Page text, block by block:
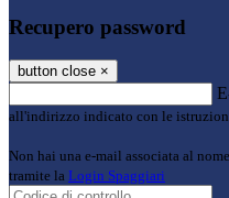
Recupero password
button close ×
all'indirizzo indicato con le
Non hai una e-mail associata al
tramite la Login Spaggiari